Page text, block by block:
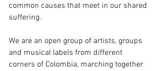
common causes that meet in our shared
suffering.
We are an open group of artists, groups
and musical labels from different
corners of Colombia, marching together